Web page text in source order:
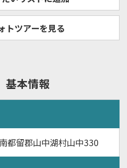
トツアーを見る
基本情報
留郡山中湖村山中330